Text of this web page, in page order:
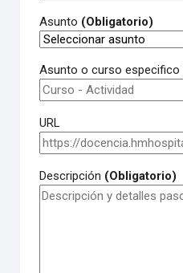
Asunto (Obligatorio)
Asunto o curso especifico
URL
Descripción (Obligatorio)